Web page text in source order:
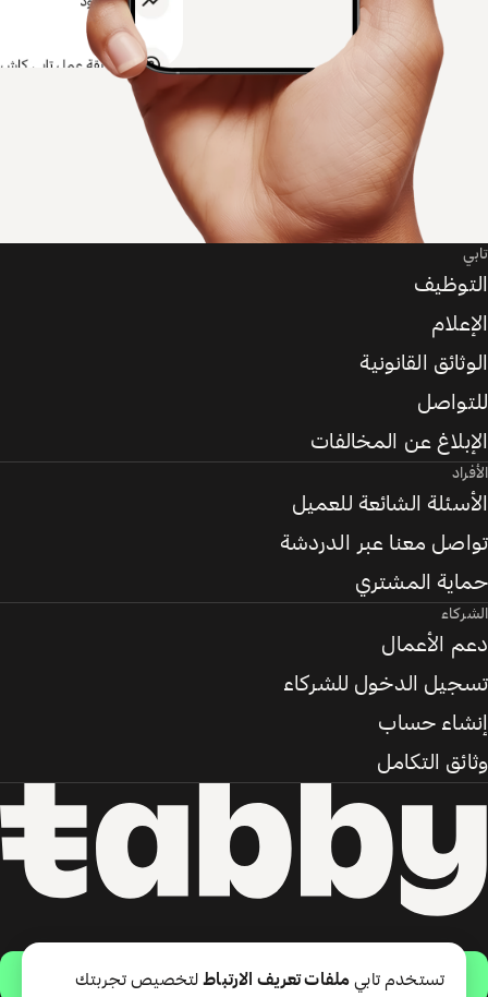
حمّل التطبيق
تابي
التوظيف
الإعلام
الوثائق القانونية
للتواصل
الإبلاغ عن المخالفات
الأفراد
الأسئلة الشائعة للعميل
تواصل معنا عبر الدردشة
حماية المشتري
الشركاء
دعم الأعمال
تسجيل الدخول للشركاء
إنشاء حساب
وثائق التكامل
تستخدم تابي ملفات تعريف الارتباطلتخصيص تجربتك